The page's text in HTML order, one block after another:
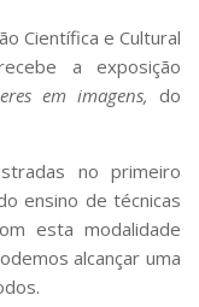
Científica e Cultural
a exposição
em imagens, do
no primeiro
ensino de técnicas
esta modalidade
alcançar uma